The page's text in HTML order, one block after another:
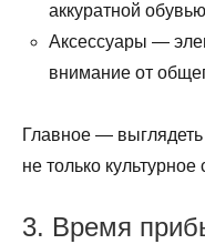
аккуратной
Аксессуары —
внимание от
Главное —
не только
3. Время